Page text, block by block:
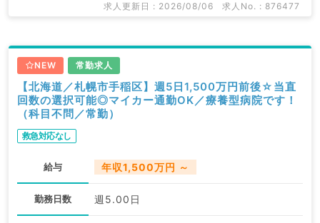
求人更新日 : 2026/08/06 求人No. : 876477
NEW 常勤求人
【北海道／札幌市手稲区】週5日1,500万円前後☆当直
回数の選択可能◎マイカー通勤OK／療養型病院です！
（科目不問／常勤）
救急対応なし
給与 年収1,500万円 ～
勤務日数 週5.00日